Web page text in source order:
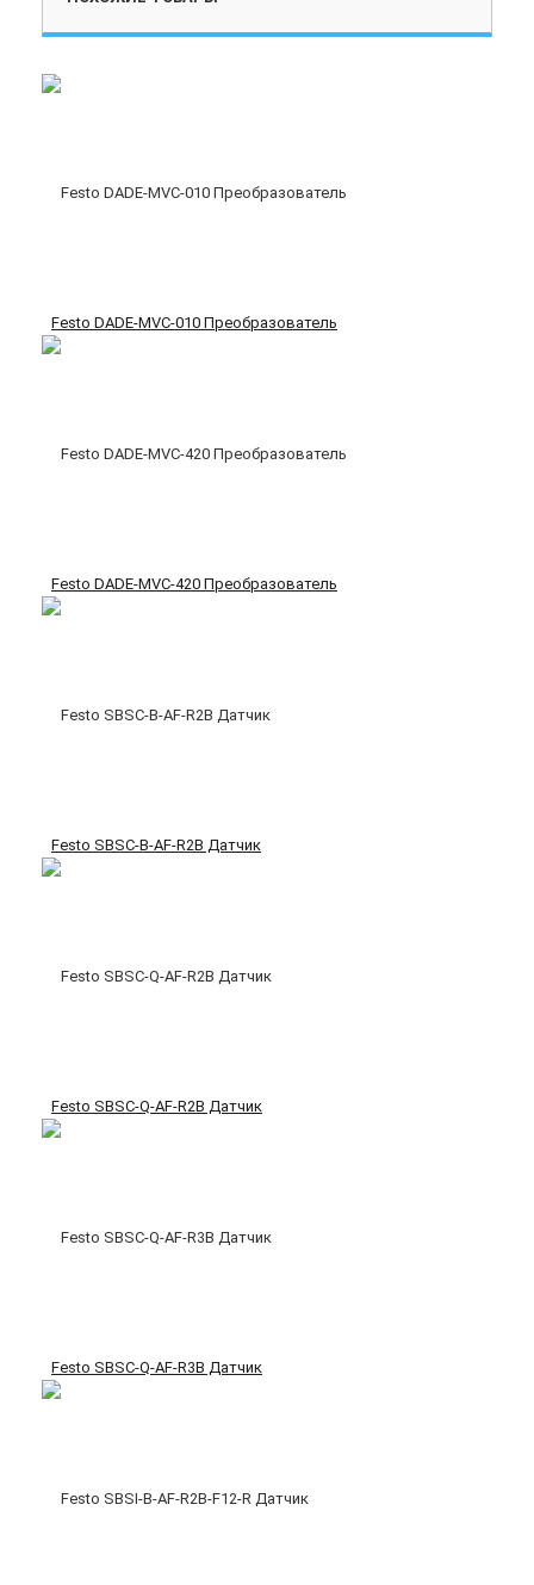
Festo DADE-MVC-010 Преобразователь
Festo DADE-MVC-420 Преобразователь
Festo SBSC-B-AF-R2B Датчик
Festo SBSC-Q-AF-R2B Датчик
Festo SBSC-Q-AF-R3B Датчик